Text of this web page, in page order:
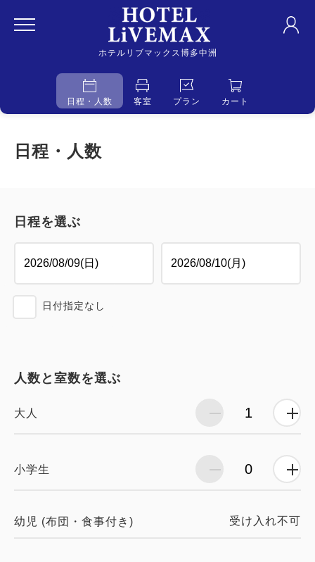
ホテルリブマックス博多中洲
日程・人数 客室 プラン カート
日程・人数
日程を選ぶ
日付指定なし
人数と室数を選ぶ
大人
小学生
幼児 (布団・食事付き) 受け入れ不可